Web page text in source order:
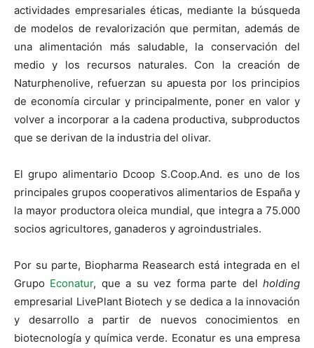
actividades empresariales éticas, mediante la búsqueda
de modelos de revalorización que permitan, además de
una alimentación más saludable, la conservación del
medio y los recursos naturales. Con la creación de
Naturphenolive, refuerzan su apuesta por los principios
de economía circular y principalmente, poner en valor y
volver a incorporar a la cadena productiva, subproductos
que se derivan de la industria del olivar.
El grupo alimentario Dcoop S.Coop.And. es uno de los
principales grupos cooperativos alimentarios de España y
la mayor productora oleica mundial, que integra a 75.000
socios agricultores, ganaderos y agroindustriales.
Por su parte, Biopharma Reasearch está integrada en el
Grupo Econatur, que a su vez forma parte delholding
empresarial LivePlant Biotech y se dedica a la innovación
y desarrollo a partir de nuevos conocimientos en
biotecnología y química verde. Econatur es una empresa